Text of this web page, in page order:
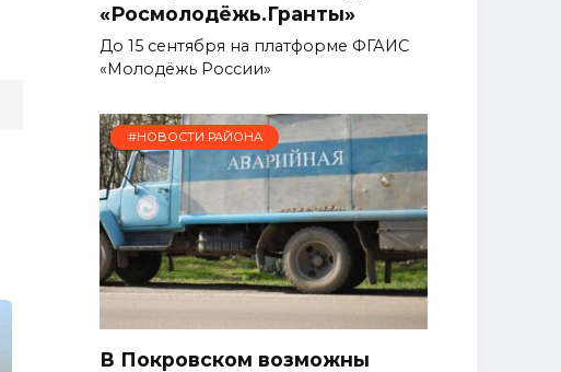
«Росмолодёжь.Гранты»
До 15 сентября на платформе ФГАИС
«Молодёжь России»
#НОВОСТИ РАЙОНА
В Покровском возможны